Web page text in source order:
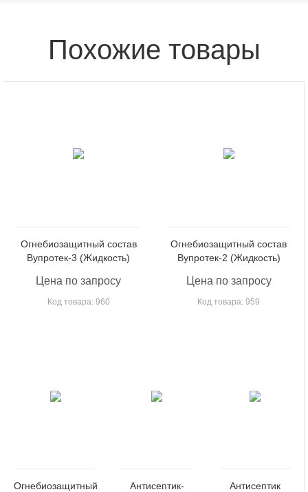
Похожие товары
Огнебиозащитный состав
Вупротек-3 (Жидкость)
Цена по запросу
Код товара: 960
Огнебиозащитный состав
Вупротек-2 (Жидкость)
Цена по запросу
Код товара: 959
Огнебиозащитный Антисептик- Антисептик